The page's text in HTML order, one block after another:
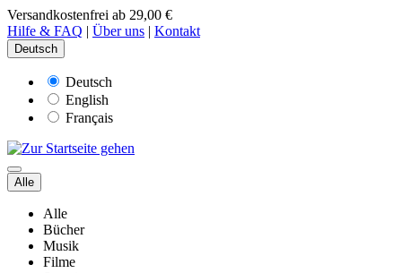
Versandkostenfrei ab 29,00 €
Hilfe & FAQ | Über uns | Kontakt
Deutsch
Deutsch
English
Français
Alle
Alle
Bücher
Musik
Filme